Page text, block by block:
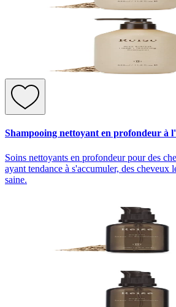
Shampooing nettoyant en profondeur à
Soins nettoyants en profondeur pour des
ayant tendance à s'accumuler, des cheveux
saine.